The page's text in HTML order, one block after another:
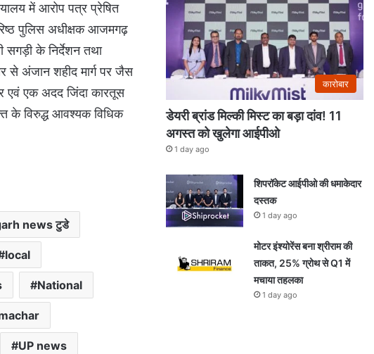
में आरोप पत्र प्रेषित
पुलिस अधीक्षक आजमगढ़
सगड़ी के निर्देशन तथा
से अंजान शहीद मार्ग पर जैस
एवं एक अदद जिंदा कारतूस
के विरुद्ध आवश्यक विधिक
news टुडे
local
National
UP news
कारोबार
डेयरी ब्रांड मिल्की मिस्ट का बड़ा दांव! 11
अगस्त को खुलेगा आईपीओ
1 day ago
शिपरॉकेट आईपीओ की धमाकेदार
दस्तक
1 day ago
मोटर इंश्योरेंस बना श्रीराम की
ताकत, 25% ग्रोथ से Q1 में
मचाया तहलका
1 day ago